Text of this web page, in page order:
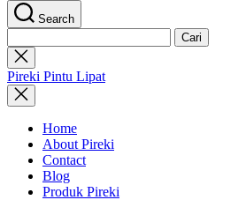
Search
untuk:
Close
search
Pireki Pintu Lipat
Home
About Pireki
Contact
Blog
Produk Pireki